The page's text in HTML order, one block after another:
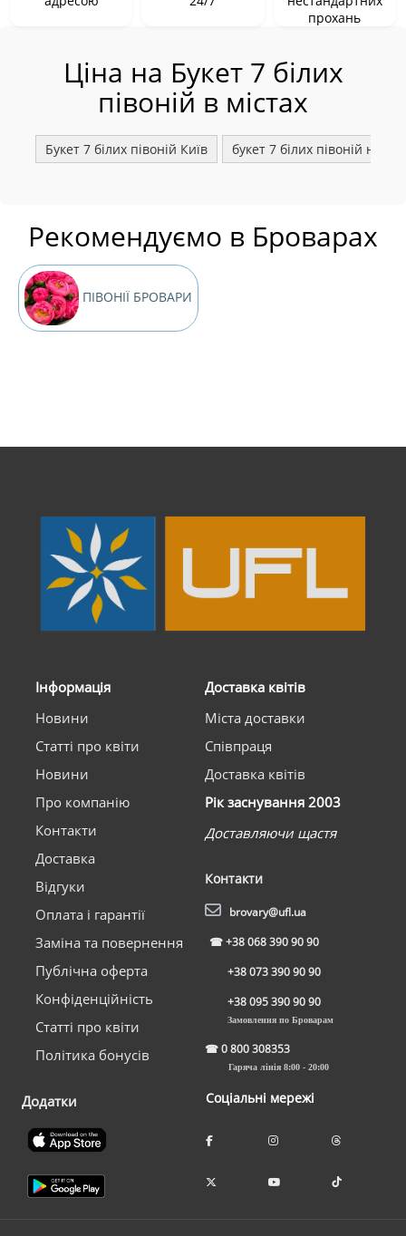
прохань
Ціна на Букет 7 білих
півоній в містах
Букет 7 білих півоній Київ букет 7 білих півоній
Рекомендуємо в Броварах
ПІВОНІЇ БРОВАРИ
Інформація
Новини
Статті про квіти
Новини
Про компанію
Контакти
Доставка
Відгуки
Оплата і гарантії
Заміна та повернення
Публічна оферта
Конфіденційність
Статті про квіти
Політика бонусів
Додатки
Доставка квітів
Міста доставки
Співпраця
Доставка квітів
Рік заснування 2003
Доставляючи щастя
Контакти
brovary@ufl.ua
☎+38 068 390 90 90
+38 073 390 90 90
+38 095 390 90 90
Замовлення по Броварам
☎0 800 308353
Гаряча лінія 8:00 - 20:00
Соціальні мережі